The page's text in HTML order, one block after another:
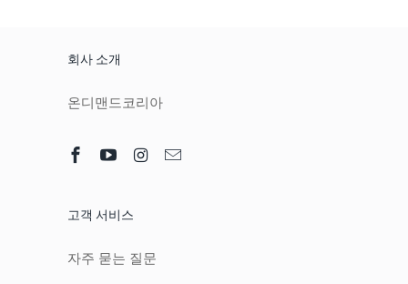
회사 소개
온디맨드코리아
고객 서비스
자주 묻는 질문